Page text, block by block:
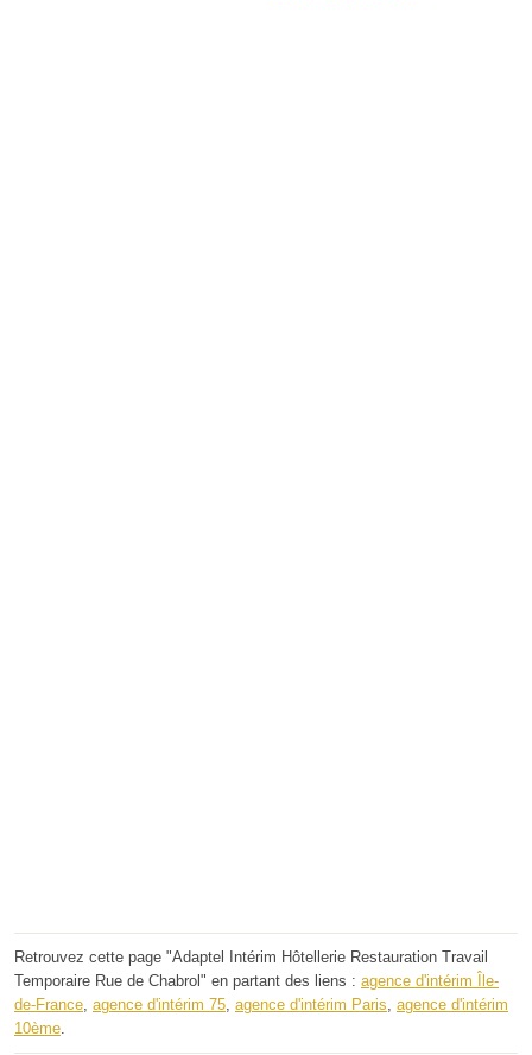
Retrouvez cette page "Adaptel Intérim Hôtellerie Restauration Travail
Temporaire Rue de Chabrol" en partant des liens : agence d'intérim Île-
de-France, agence d'intérim 75, agence d'intérim Paris, agence d'intérim
10ème.